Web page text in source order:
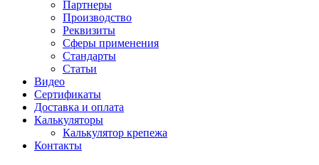
Партнеры
Производство
Реквизиты
Сферы применения
Стандарты
Статьи
Видео
Сертификаты
Доставка и оплата
Калькуляторы
Калькулятор крепежа
Контакты